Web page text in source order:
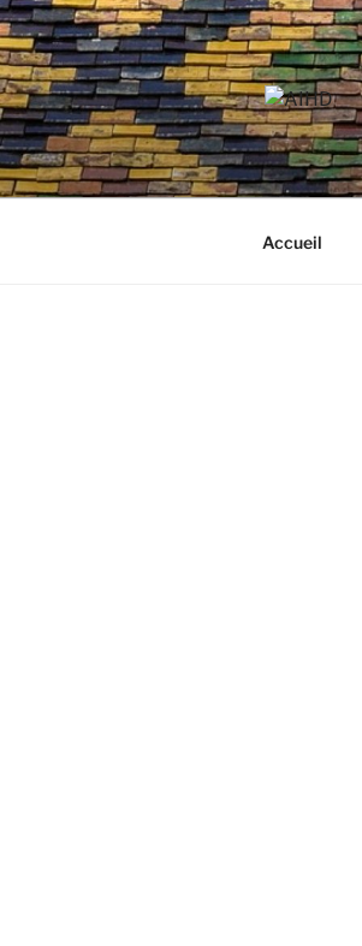
Aller
au
contenu
principal
Accueil